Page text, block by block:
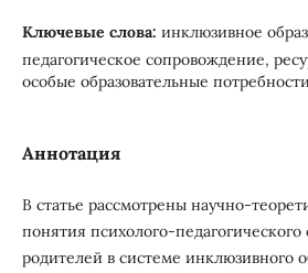
Ключевые слова: инклюзивное
педагогическое сопровождение,
особые образовательные
Аннотация
В статье рассмотрены научно-
понятия психологo-
родителей в системе инклюзивного